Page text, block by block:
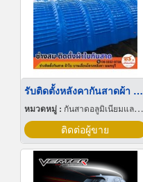
รับติดตั้งหลังคากันสาดผ้า ไทรน้อย
หมวดหมู่ : กันสาดอลูมิเนียมและผ้าใบ
ติดต่อผู้ขาย